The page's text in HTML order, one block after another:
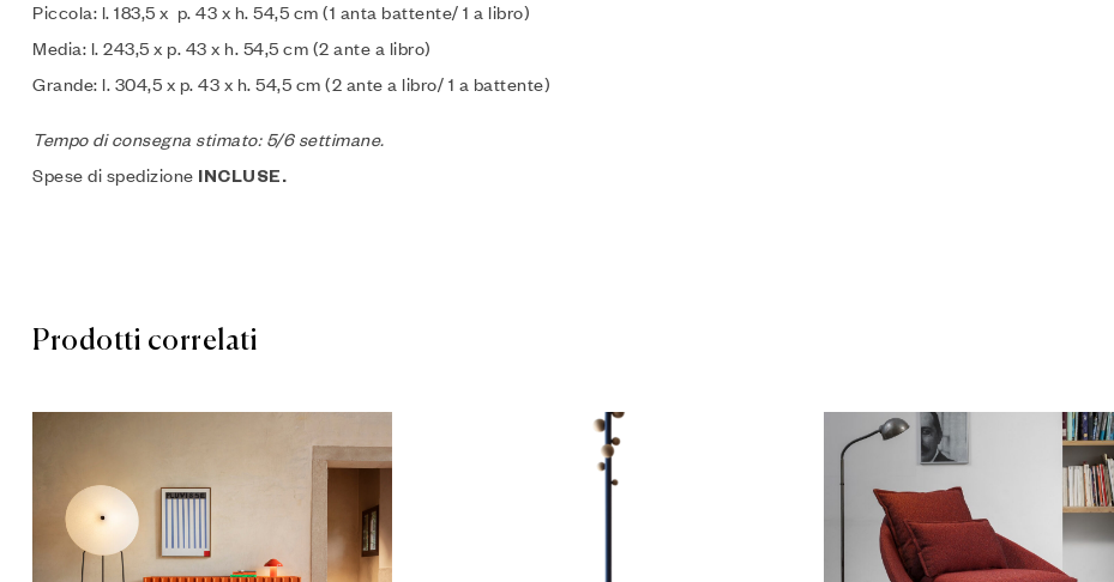
Piccola: l. 183,5 x p. 43 x h. 54,5 cm (1 anta battente/ 1 a libro)
Media: l. 243,5 x p. 43 x h. 54,5 cm (2 ante a libro)
Grande: l. 304,5 x p. 43 x h. 54,5 cm (2 ante a libro/ 1 a battente)
Tempo di consegna stimato: 5/6 settimane.
Spese di spedizione INCLUSE.
Prodotti correlati
Aggiungi alla Lista desideri Aggiungi alla Lista desideri
Compare
Quick view